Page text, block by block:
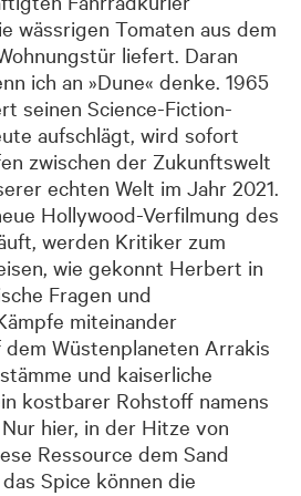
wässrigen Tomaten aus dem
liefert. Daran
ich an »Dune« denke. 1965
seinen Science-Fiction-
aufschlägt, wird sofort
zwischen der Zukunftswelt
echten Welt im Jahr 2021.
Hollywood-Verfilmung des
werden Kritiker zum
wie gekonnt Herbert in
Fragen und
miteinander
Wüstenplaneten Arrakis
und kaiserliche
kostbarer Rohstoff namens
hier, in der Hitze von
Ressource dem Sand
Spice können die